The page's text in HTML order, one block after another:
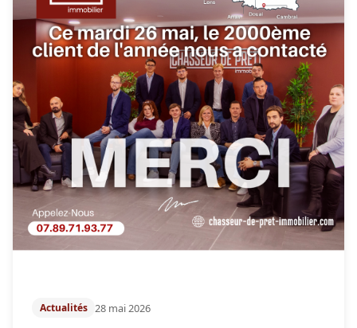
Actualités 28 mai 2026